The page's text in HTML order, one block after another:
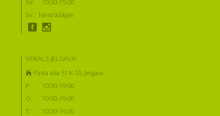
Se:
10:00-15:00
Sv:
Nestrādājam
VEIKALS JELGAVĀ:
Pasta iela 51 K-10, Jelgava
P:
10:00-19:00
O:
10:00-19:00
T:
10:00-19:00